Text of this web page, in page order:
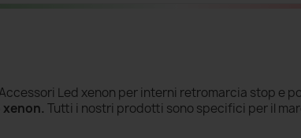
Led xenon per interni retromarcia stop e
xenon. Tutti i nostri prodotti sono specifici per il